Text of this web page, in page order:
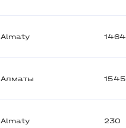
Almaty 1464
Алматы 1545
Almaty 230